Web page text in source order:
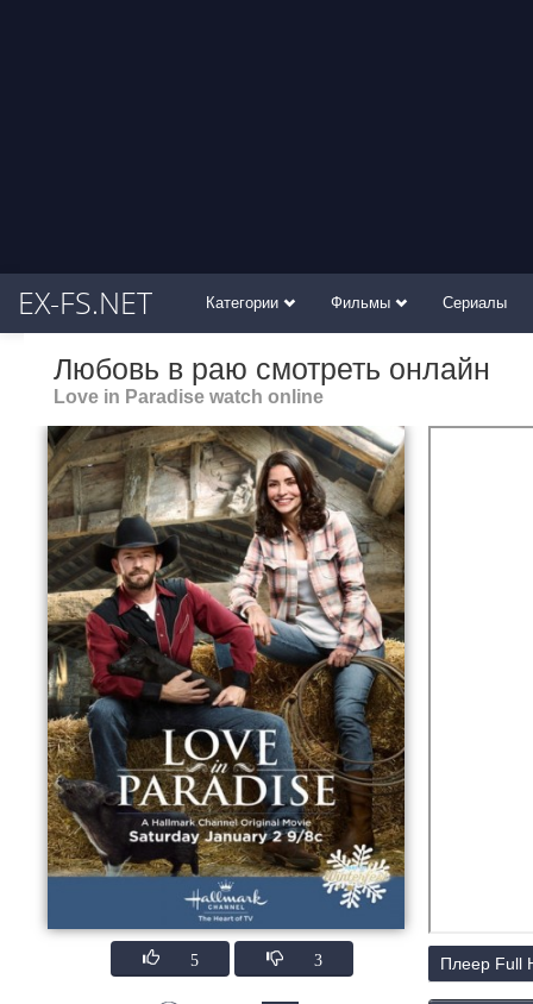
EX-FS.NET Категории Фильмы Сериалы
Любовь в раю смотреть онлайн
Love in Paradise watch online
5 3 Плеер Full